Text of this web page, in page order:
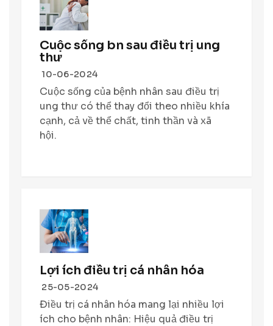
Cuộc sống bn sau điều trị ung
thư
10-06-2024
Cuộc sống của bệnh nhân sau điều trị
ung thư có thể thay đổi theo nhiều khía
cạnh, cả về thể chất, tinh thần và xã
hội.
Lợi ích điều trị cá nhân hóa
25-05-2024
Điều trị cá nhân hóa mang lại nhiều lợi
ích cho bệnh nhân: Hiệu quả điều trị